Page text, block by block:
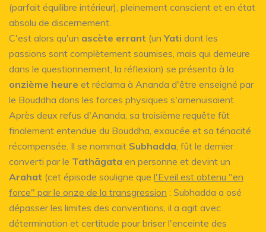
(parfait équilibre intérieur), pleinement conscient et en état
absolu de discernement.
C'est alors qu'un ascète errant (unYati dont les
passions sont complètement soumises, mais qui demeure
dans le questionnement, la réflexion) se présenta à la
onzième heure et réclama à Ananda d'être enseigné par
le Bouddha dons les forces physiques s'amenuisaient.
Après deux refus d'Ananda, sa troisième requête fût
finalement entendue du Bouddha, exaucée et sa ténacité
récompensée. Il se nommait Subhadda , fût le dernier
converti par le Tathāgata en personne et devint un
Arahat (cet épisode souligne que l'Eveil est obtenu "en
force" par le onze de la transgression : Subhadda a osé
dépasser les limites des conventions, il a agit avec
détermination et certitude pour briser l'enceinte des